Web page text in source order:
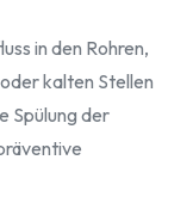
in den Rohren,
kalten Stellen
Spülung der